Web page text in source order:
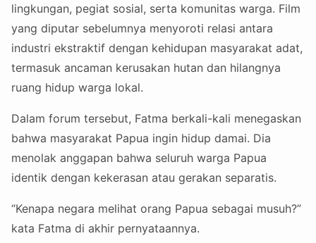
lingkungan, pegiat sosial, serta komunitas warga. Film
yang diputar sebelumnya menyoroti relasi antara
industri ekstraktif dengan kehidupan masyarakat adat,
termasuk ancaman kerusakan hutan dan hilangnya
ruang hidup warga lokal.
Dalam forum tersebut, Fatma berkali-kali menegaskan
bahwa masyarakat Papua ingin hidup damai. Dia
menolak anggapan bahwa seluruh warga Papua
identik dengan kekerasan atau gerakan separatis.
“Kenapa negara melihat orang Papua sebagai musuh?”
kata Fatma di akhir pernyataannya.